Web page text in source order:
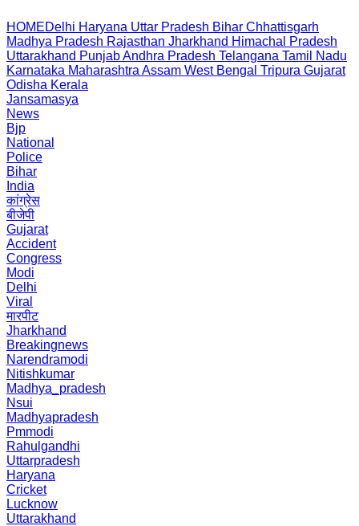
HOMEDelhi Haryana Uttar Pradesh Bihar Chhattisgarh
Madhya Pradesh Rajasthan Jharkhand Himachal Pradesh
Uttarakhand PunjabAndhra Pradesh Telangana Tamil Nadu
Karnataka Maharashtra Assam West Bengal Tripura Gujarat
Odisha Kerala
Jansamasya
News
Bjp
National
Police
Bihar
India
कांग्रेस
बीजेपी
Gujarat
Accident
Congress
Modi
Delhi
Viral
मारपीट
Jharkhand
Breakingnews
Narendramodi
Nitishkumar
Madhya_pradesh
Nsui
Madhyapradesh
Pmmodi
Rahulgandhi
Uttarpradesh
Haryana
Cricket
Lucknow
Uttarakhand